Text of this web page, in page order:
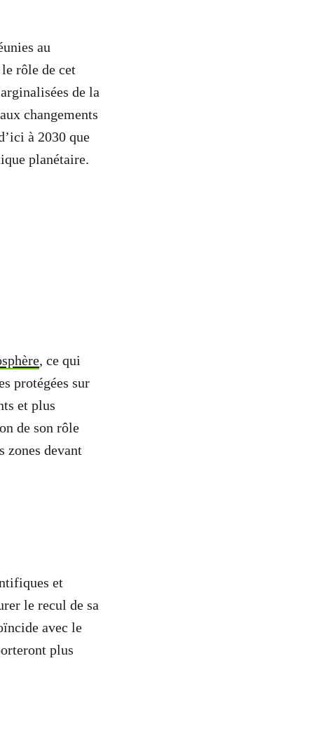
au
rôle de cet
de la
changements
à 2030 que
planétaire.
, ce qui
protégées sur
et plus
de son rôle
zones devant
et
le recul de sa
avec le
plus